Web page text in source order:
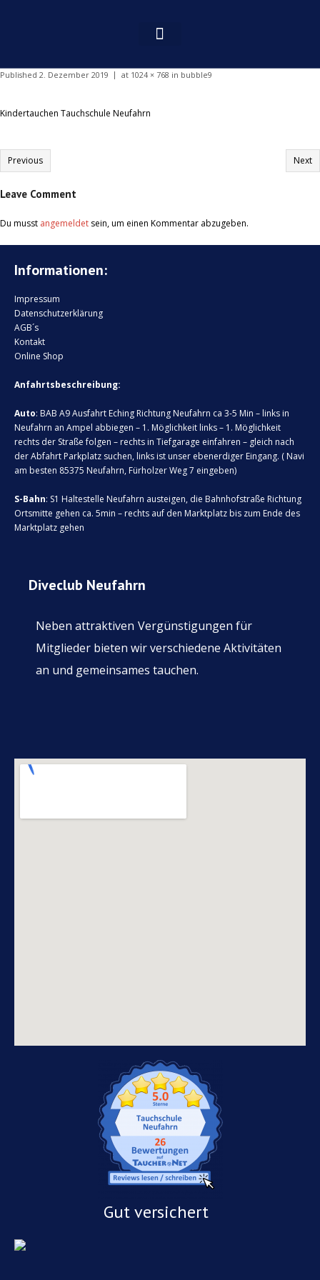
Published 2. Dezember 2019 at 1024 × 768 in bubble9
Kindertauchen Tauchschule Neufahrn
Previous Next
Leave Comment
Du musst angemeldet sein, um einen Kommentar abzugeben.
Informationen:
Impressum
Datenschutzerklärung
AGB´s
Kontakt
Online Shop
Anfahrtsbeschreibung:
Auto: BAB A9 Ausfahrt Eching Richtung Neufahrn ca 3-5 Min – links in
Neufahrn an Ampel abbiegen – 1. Möglichkeit links – 1. Möglichkeit
rechts der Straße folgen – rechts in Tiefgarage einfahren – gleich nach
der Abfahrt Parkplatz suchen, links ist unser ebenerdiger Eingang. ( Navi
am besten 85375 Neufahrn, Fürholzer Weg 7 eingeben)
S-Bahn: S1 Haltestelle Neufahrn austeigen, die Bahnhofstraße Richtung
Ortsmitte gehen ca. 5min – rechts auf den Marktplatz bis zum Ende des
Marktplatz gehen
Diveclub Neufahrn
Neben attraktiven Vergünstigungen für
Mitglieder bieten wir verschiedene Aktivitäten
an und gemeinsames tauchen.
Gut versichert